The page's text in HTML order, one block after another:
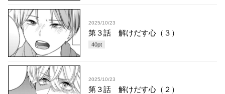
2025/10/23
第３話 解けだす心（３）
40pt
2025/10/23
第３話 解けだす心（２）